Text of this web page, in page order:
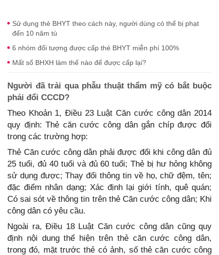
Sử dụng thẻ BHYT theo cách này, người dùng có thể bị phạt
đến 10 năm tù
6 nhóm đối tượng được cấp thẻ BHYT miễn phí 100%
Mất sổ BHXH làm thế nào để được cấp lại?
Người đã trải qua phẫu thuật thẩm mỹ có bắt buộc
phải đổi CCCD?
Theo Khoản 1, Điều 23 Luật Căn cước công dân 2014
quy định: Thẻ căn cước công dân gắn chíp được đổi
trong các trường hợp:
Thẻ Căn cước công dân phải được đổi khi công dân đủ
25 tuổi, đủ 40 tuổi và đủ 60 tuổi; Thẻ bị hư hỏng không
sử dụng được; Thay đổi thông tin về họ, chữ đệm, tên;
đặc điểm nhân dạng; Xác định lại giới tính, quê quán;
Có sai sót về thông tin trên thẻ Căn cước công dân; Khi
công dân có yêu cầu.
Ngoài ra, Điều 18 Luật Căn cước công dân cũng quy
định nội dung thể hiện trên thẻ căn cước công dân,
trong đó, mặt trước thẻ có ảnh, số thẻ căn cước công